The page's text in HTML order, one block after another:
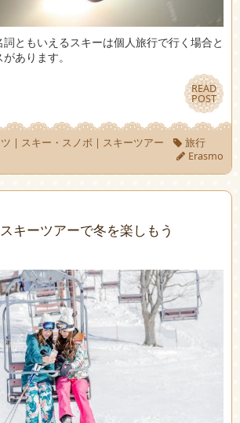
ともいえるスキーは個人旅行で行く場合と
あります。
READ
POST
READ
POST
| スキー・スノボ | スキーツアー
旅行
Erasmo
キーツアーで冬を楽しもう